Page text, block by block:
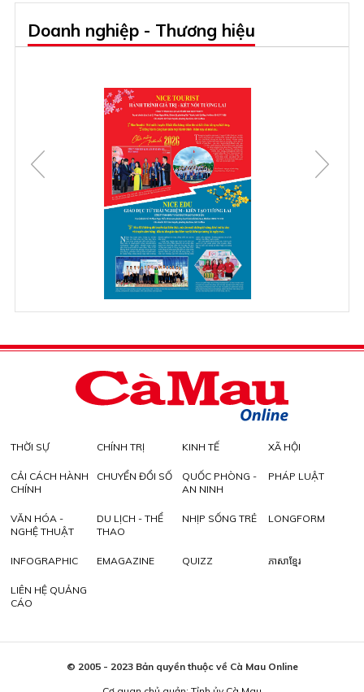
Doanh nghiệp - Thương hiệu
THỜI SỰ CHÍNH TRỊ KINH TẾ XÃ HỘI
CẢI CÁCH HÀNH
CHÍNH
CHUYỂN ĐỔI SỐ
QUỐC PHÒNG -
AN NINH
PHÁP LUẬT
VĂN HÓA -
NGHỆ THUẬT
DU LỊCH - THỂ
THAO
NHỊP SỐNG TRẺ LONGFORM
INFOGRAPHIC EMAGAZINE QUIZZ ភាសាខ្មែរ
LIÊN HỆ QUẢNG
CÁO
© 2005 - 2023 Bản quyền thuộc về Cà Mau Online